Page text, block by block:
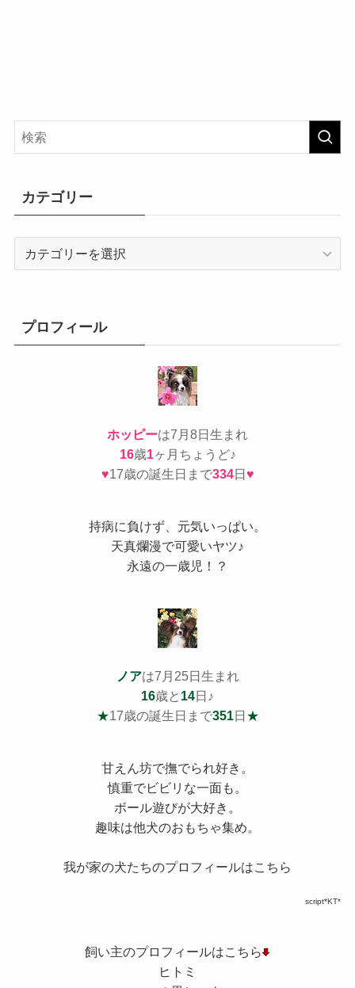
カテゴリー
ープロフィール
ホッピーは7月8日生まれ
16歳1 ヶ月ちょうど♪
♥17歳の誕生日まで334日♥
持病に負けず、元気いっぱい。
天真爛漫で可愛いヤツ♪
永遠の一歳児！？
ノアは7月25日生まれ
16歳と 14日♪
★17歳の誕生日まで351日 ★
甘えん坊で撫でられ好き。
慎重でビビリな一面も。
ボール遊びが大好き。
趣味は他犬のおもちゃ集め。
我が家の犬たちのプロフィールはこちら
script*KT*
飼い主のプロフィールはこちら
ヒトミ